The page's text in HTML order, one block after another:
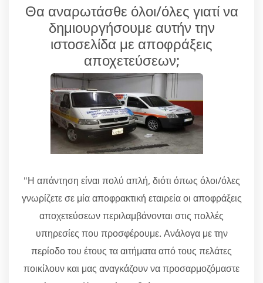
Θα αναρωτάσθε όλοι/όλες γιατί να
δημιουργήσουμε αυτήν την
ιστοσελίδα με αποφράξεις
αποχετεύσεων;
"Η απάντηση είναι πολύ απλή, διότι όπως όλοι/όλες
γνωρίζετε σε μία αποφρακτική εταιρεία οι αποφράξεις
αποχετεύσεων περιλαμβάνονται στις πολλές
υπηρεσίες που προσφέρουμε. Ανάλογα με την
περίοδο του έτους τα αιτήματα από τους πελάτες
ποικίλουν και μας αναγκάζουν να προσαρμοζόμαστε